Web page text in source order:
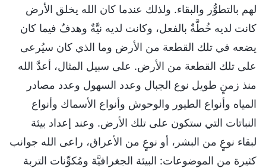
لهم بالتطوُّر والبقاء. ولذلك عندما كان الله يخلق الأرض
كانت لديه خُطَّةٌ بالفعل، وكانت لديه نيَّةٌ وهدفٌ فيما كان
يضعه في تلك القطعة من الأرض وما الذي كان سيُرعى
على تلك القطعة من الأرض. على سبيل المثال، أعدَّ الله
منذ زمنٍ طويل نوع الجبال وعدد السهول وعدد مصادر
المياه وأنواع الطيور والوحوش وأنواع الأسماك وأنواع
النباتات التي ستكون على تلك الأرض. وعند إعداد بيئة
لبقاء نوعٍ من البشر، أو نوعٍ من الأعراق، راعى الله جوانب
كثيرة من الموضوعات: البيئة الجغرافيَّة ومُكوِّنات التربة